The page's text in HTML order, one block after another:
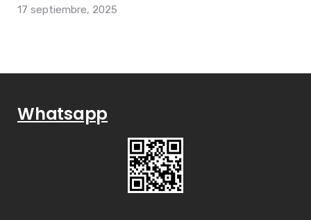
17 septiembre, 2025
Whatsapp